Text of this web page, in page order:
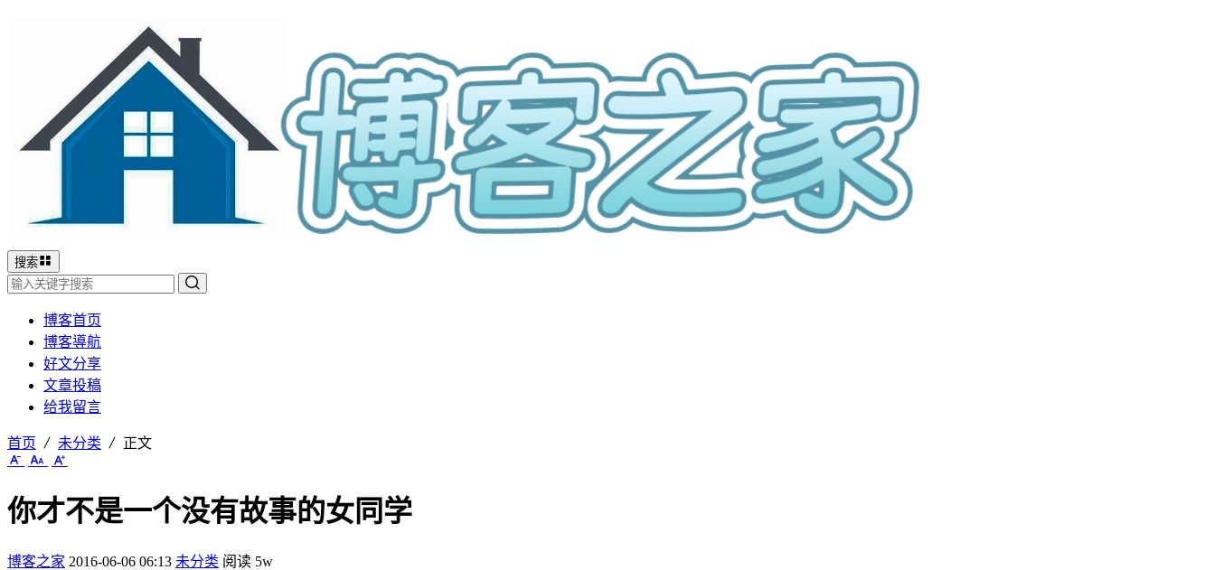
搜索
博客首页
博客導航
好文分享
文章投稿
给我留言
首页 未分类 正文
你才不是一个没有故事的女同学
博客之家 2016-06-06 06:13 未分类 阅读 5w